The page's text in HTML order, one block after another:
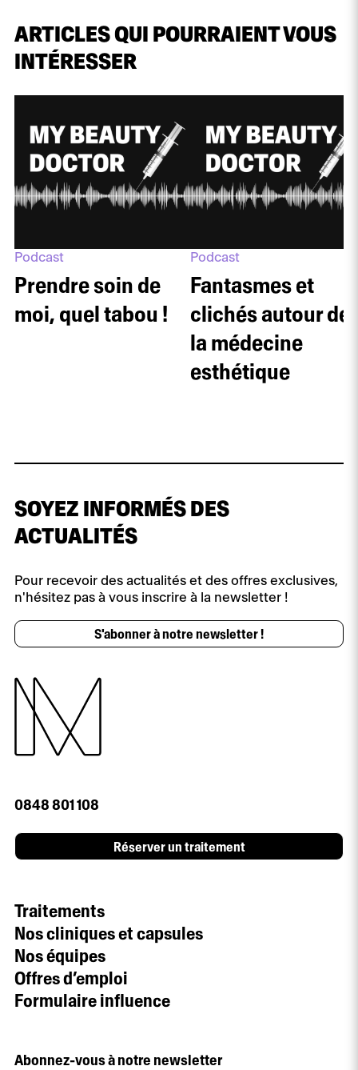
ARTICLES QUI POURRAIENT VOUS
INTÉRESSER
Podcast
Prendre soin de
moi, quel tabou !
Podcast
Fantasmes et
clichés autour de
la médecine
esthétique
SOYEZ INFORMÉS DES
ACTUALITÉS
Pour recevoir des actualités et des offres exclusives,
n'hésitez pas à vous inscrire à la newsletter !
S'abonner à notre newsletter !
0848 801 108
Réserver un traitement
Traitements
Nos cliniques et capsules
Nos équipes
Offres d’emploi
Formulaire influence
Abonnez-vous à notre newsletter